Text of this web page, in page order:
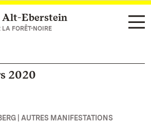
Eberstein
FORÊT-NOIRE
2020
| AUTRES MANIFESTATIONS